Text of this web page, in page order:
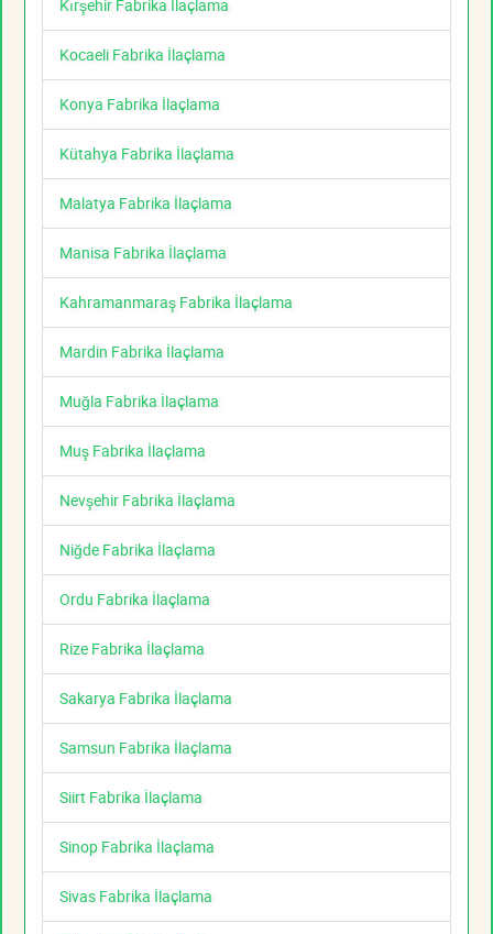
Kırşehir Fabrika İlaçlama
Kocaeli Fabrika İlaçlama
Konya Fabrika İlaçlama
Kütahya Fabrika İlaçlama
Malatya Fabrika İlaçlama
Manisa Fabrika İlaçlama
Kahramanmaraş Fabrika İlaçlama
Mardin Fabrika İlaçlama
Muğla Fabrika İlaçlama
Muş Fabrika İlaçlama
Nevşehir Fabrika İlaçlama
Niğde Fabrika İlaçlama
Ordu Fabrika İlaçlama
Rize Fabrika İlaçlama
Sakarya Fabrika İlaçlama
Samsun Fabrika İlaçlama
Siirt Fabrika İlaçlama
Sinop Fabrika İlaçlama
Sivas Fabrika İlaçlama